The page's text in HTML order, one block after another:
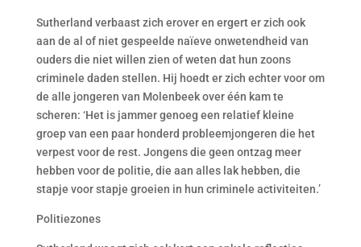
Sutherland verbaast zich erover en ergert er zich ook
aan de al of niet gespeelde naïeve onwetendheid van
ouders die niet willen zien of weten dat hun zoons
criminele daden stellen. Hij hoedt er zich echter voor om
de alle jongeren van Molenbeek over één kam te
scheren: ‘Het is jammer genoeg een relatief kleine
groep van een paar honderd probleemjongeren die het
verpest voor de rest. Jongens die geen ontzag meer
hebben voor de politie, die aan alles lak hebben, die
stapje voor stapje groeien in hun criminele activiteiten.’
Politiezones